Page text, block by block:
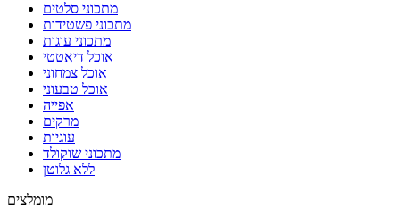
מתכוני סלטים
מתכוני פשטידות
מתכוני עוגות
אוכל דיאטטי
אוכל צמחוני
אוכל טבעוני
אפייה
מרקים
עוגיות
מתכוני שוקולד
ללא גלוטן
מומלצים